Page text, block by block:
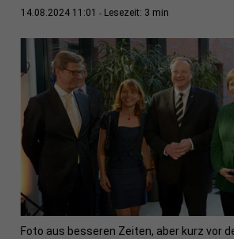
14.08.2024 11:01 Lesezeit: 3 min
Foto aus besseren Zeiten, aber kurz vor